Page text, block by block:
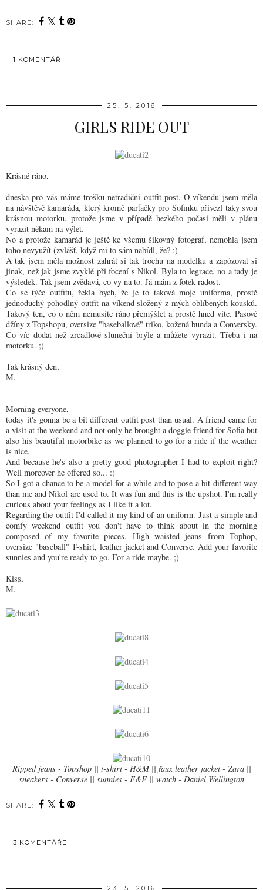
SHARE:
1 KOMENTÁŘ
25. 5. 2016
GIRLS RIDE OUT
Krásné ráno,
dneska pro vás máme trošku netradiční outfit post. O víkendu jsem měla
na návštěvě kamaráda, který kromě parťačky pro Sofinku přivezl taky svou
krásnou motorku, protože jsme v případě hezkého počasí měli v plánu
vyrazit někam na výlet.
No a protože kamarád je ještě ke všemu šikovný fotograf, nemohla jsem
toho nevyužít (zvlášť, když mi to sám nabídl, že? :)
A tak jsem měla možnost zahrát si tak trochu na modelku a zapózovat si
jinak, než jak jsme zvyklé při focení s Nikol. Byla to legrace, no a tady je
výsledek. Tak jsem zvědavá, co vy na to. Já mám z fotek radost.
Co se týče outfitu, řekla bych, že je to taková moje uniforma, prostě
jednoduchý pohodlný outfit na víkend složený z mých oblíbených kousků.
Takový ten, co o něm nemusíte ráno přemýšlet a prostě hned víte. Pasové
džíny z Topshopu, oversize "baseballové" triko, kožená bunda a Conversky.
Co víc dodat než zrcadlové sluneční brýle a můžete vyrazit. Třeba i na
motorku. ;)
Tak krásný den,
M.
Morning everyone,
today it's gonna be a bit different outfit post than usual. A friend came for
a visit at the weekend and not only he brought a doggie friend for Sofia but
also his beautiful motorbike as we planned to go for a ride if the weather
is nice.
And because he's also a pretty good photographer I had to exploit right?
Well moreover he offered so... :)
So I got a chance to be a model for a while and to pose a bit different way
than me and Nikol are used to. It was fun and this is the upshot. I'm really
curious about your feelings as I like it a lot.
Regarding the outfit I'd called it my kind of an uniform. Just a simple and
comfy weekend outfit you don't have to think about in the morning
composed of my favorite pieces. High waisted jeans from Tophop,
oversize "baseball" T-shirt, leather jacket and Converse. Add your favorite
sunnies and you're ready to go. For a ride maybe. ;)
Kiss,
M.
Ripped jeans - Topshop || t-shirt - H&M || faux leather jacket - Zara ||
sneakers - Converse || sunnies - F&F || watch - Daniel Wellington
SHARE:
3 KOMENTÁŘE
23. 5. 2016